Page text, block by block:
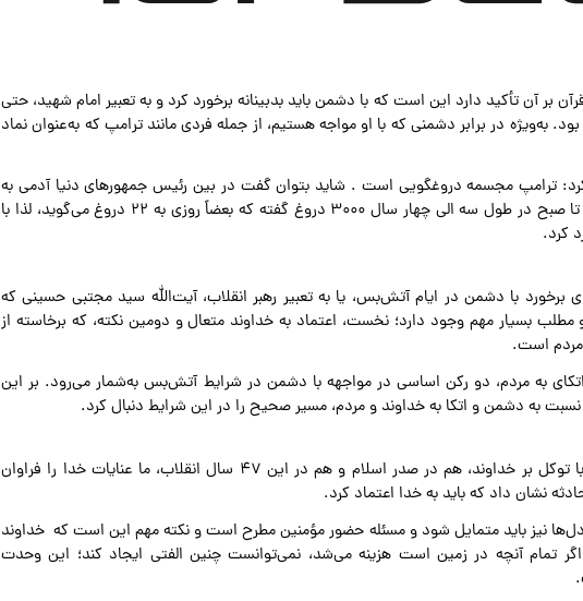
بر آن تأکید دارد این است که با دشمن باید بدبینانه برخورد کرد و به تعبیر امام شهید، حتی
به‌ویژه در برابر دشمنی که با او مواجه هستیم، از جمله فردی مانند ترامپ که به‌عنوان نماد
ترامپ مجسمه دروغگویی است . شاید بتوان گفت در بین رئیس جمهورهای دنیا آدمی به
دروغگویی او نیست. او از شب تا صبح در طول سه الی چهار سال ۳۰۰۰ دروغ گفته که بعضاً روزی به ۲۲ دروغ می‌گوید، لذا با
کرد.
برخورد با دشمن در ایام آتش‌بس، یا به تعبیر رهبر انقلاب، آیت‌الله سید مجتبی حسینی که
مطلب بسیار مهم وجود دارد؛ نخست، اعتماد به خداوند متعال و دومین نکته، که برخاسته از
است.
به مردم، دو رکن اساسی در مواجهه با دشمن در شرایط آتش‌بس به‌شمار می‌رود. بر این
نسبت به دشمن و اتکا به خداوند و مردم، مسیر صحیح را در این شرایط دنبال کرد.
آیت‌الله خاتمی گفت: در رابطه با توکل بر خداوند، هم در صدر اسلام و هم در این ۴۷ سال انقلاب، ما عنایات خدا را فراوان
نشان داد که باید به خدا اعتماد کرد.
دل‌ها نیز باید متمایل شود و مسئله حضور مؤمنین مطرح است و نکته مهم این است که خداوند
تمام آنچه در زمین است هزینه می‌شد، نمی‌توانست چنین الفتی ایجاد کند؛ این وحدت